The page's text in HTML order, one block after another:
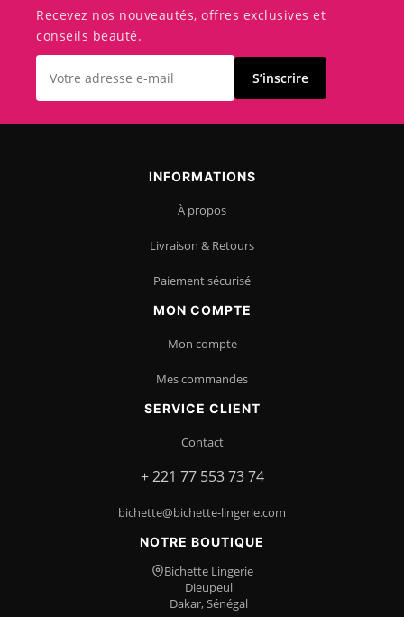
Recevez nos nouveautés, offres exclusives et
conseils beauté.
S’inscrire
INFORMATIONS
À propos
Livraison & Retours
Paiement sécurisé
MON COMPTE
Mon compte
Mes commandes
SERVICE CLIENT
Contact
+ 221 77 553 73 74
bichette@bichette-lingerie.com
NOTRE BOUTIQUE
Bichette Lingerie
Dieupeul
Dakar, Sénégal